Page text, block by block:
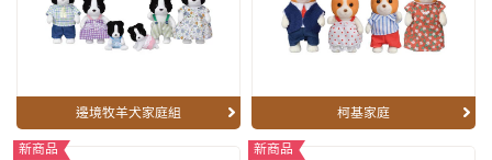
邊境牧羊犬家庭組 柯基家庭
新商品 新商品